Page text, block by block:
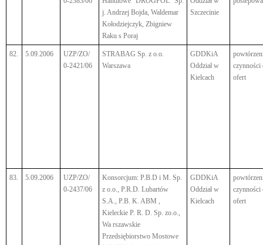
j. Andrzej Bojda, Waldemar
Kołodziejczyk, Zbigniew
Raku s Poraj
Szczecinie
82. 5.09.2006
UZP/ZO/
0-2421/06
STRABAG Sp. z o.o.
Warszawa
GDDKiA
Oddział w
Kielcach
czynności
ofert
83. 5.09.2006
UZP/ZO/
0-2437/06
Konsorcjum: P.B.D i M. Sp.
z o.o., P.R.D. Lubartów
S.A., P.B. K. ABM ,
Kieleckie P. R. D. Sp. zo.o.,
Wa rszawskie
Przedsiębiorstwo Mostowe
GDDKiA
Oddział w
Kielcach
czynności
ofert